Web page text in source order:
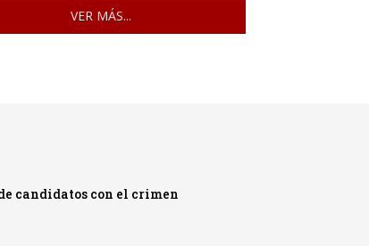
VER MÁS...
candidatos con el crimen